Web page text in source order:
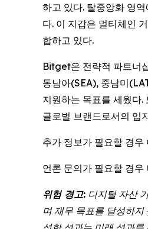
하고 있다. 탈중앙화 영
다. 이 지갑은 멀티체인
합하고 있다.
Bitget은 전략적 파트너
동남아(SEA), 중남미
지원하는 목표를 세웠다
글로벌 브랜드로서의 입
추가 정보가 필요할 경우
언론 문의가 필요할 경
위험 경고: 디지털 자산
며 재무 목표를 달성하지